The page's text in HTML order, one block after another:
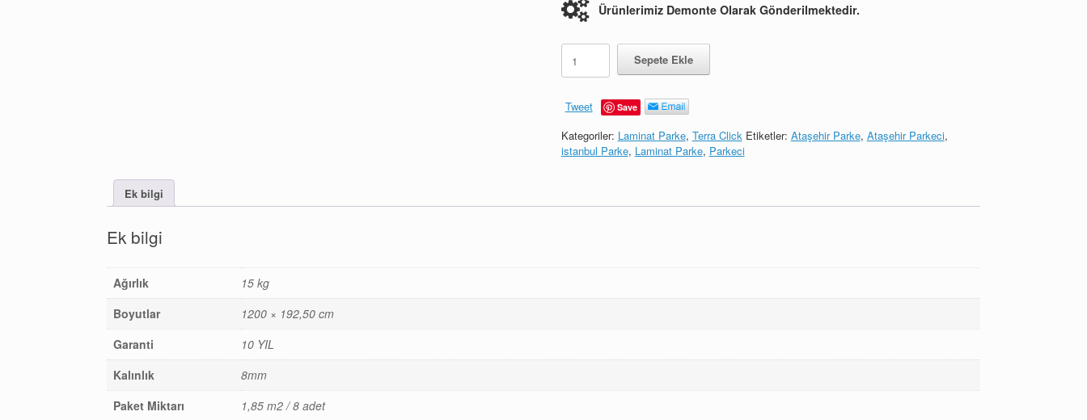
Ürünlerimiz Demonte Olarak Gönderilmektedir.
Terme
adet
Sepete Ekle
Tweet Save
Kategoriler: Laminat Parke, Terra Click Etiketler: Ataşehir Parke, Ataşehir Parkeci,
istanbul Parke, Laminat Parke, Parkeci
Ek bilgi
Ek bilgi
Ağırlık
15 kg
Boyutlar
1200 × 192,50 cm
Garanti
10 YIL
Kalınlık
8mm
Paket Miktarı
1,85 m2 / 8 adet